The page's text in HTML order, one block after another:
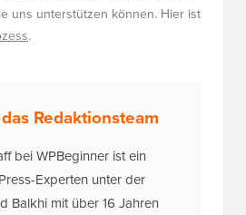
uns unterstützen können. Hier ist
.
Redaktionsteam
bei WPBeginner ist ein
Experten unter der
Balkhi mit über 16 Jahren